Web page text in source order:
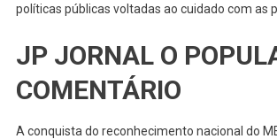
políticas públicas voltadas ao cuidado com as
JP JORNAL O
COMENTÁRIO
A conquista do reconhecimento nacional do